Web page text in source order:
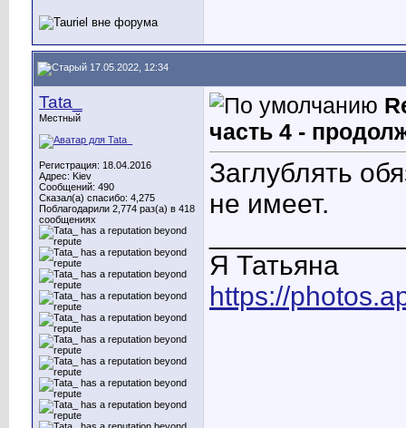
17.05.2022, 12:34
Tata_
Местный
Регистрация: 18.04.2016
Адрес: Kiev
Сообщений: 490
Сказал(а) спасибо: 4,275
Поблагодарили 2,774 раз(а) в 418
сообщениях
часть 4 -
Заглублять
не имеет.
Я Татьяна
https://